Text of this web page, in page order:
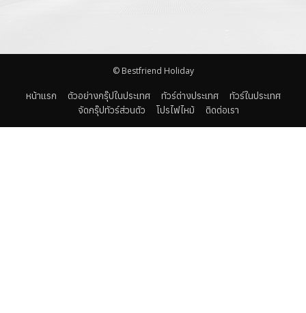
© Bestfriend Holiday
หน้าแรก ตัวอย่างกรุ๊ปในประเทศ ทัวร์ต่างประเทศ
ทัวร์ในประเทศ
จัดกรุ๊ปทัวร์ส่วนตัว
โปรไฟไหม้ ติดต่อเรา